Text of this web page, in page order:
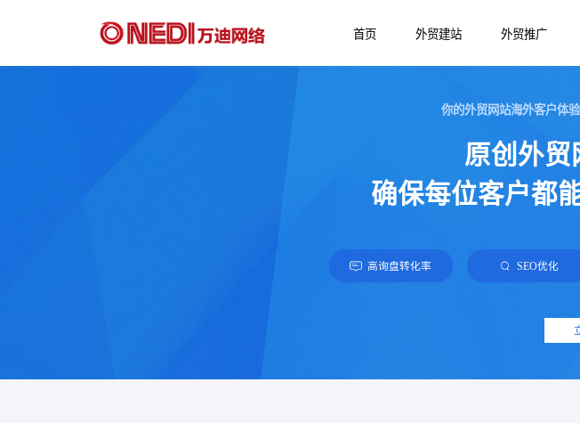
首页 外贸建站 外贸推广
谷歌推广
网易外贸通
Google SEO
Yandex推广
Bing海外推广
你的外贸网站海外客户体
原创外贸
确保每位客户都
高询盘转化率 SEO优化